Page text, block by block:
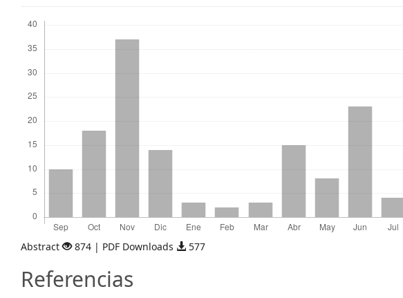
Abstract 874 | PDF Downloads 577
Referencias